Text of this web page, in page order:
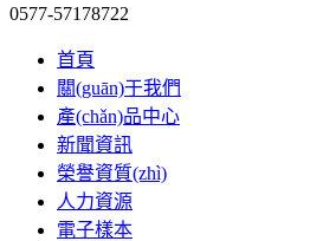
0577-57178722
首頁
關(guān)于我們
產(chǎn)品中心
新聞資訊
榮譽資質(zhì)
人力資源
電子樣本